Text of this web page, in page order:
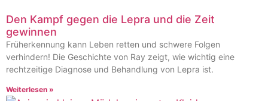
Den Kampf gegen die Lepra und die Zeit
gewinnen
Früherkennung kann Leben retten und schwere Folgen
verhindern! Die Geschichte von Ray zeigt, wie wichtig eine
rechtzeitige Diagnose und Behandlung von Lepra ist.
Weiterlesen »